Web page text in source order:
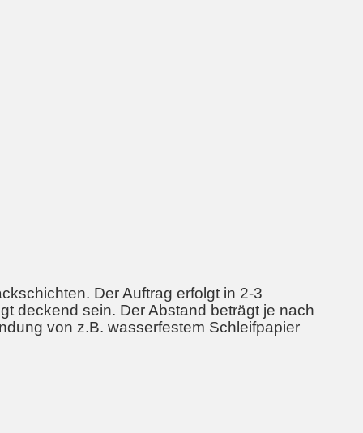
Der Auftrag erfolgt in 2-3
deckend sein. Der Abstand beträgt je nach
von z.B. wasserfestem Schleifpapier